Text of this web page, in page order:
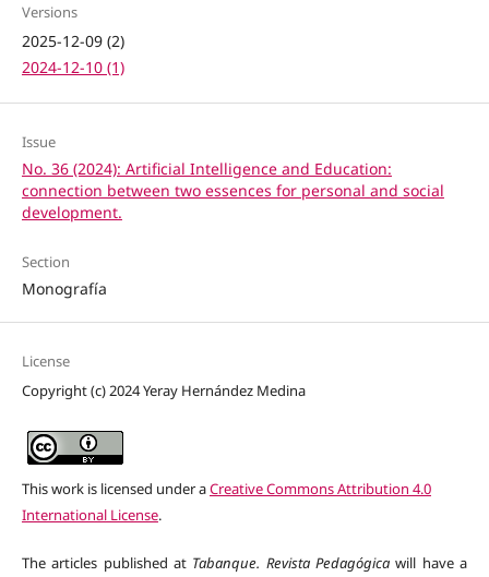
Versions
2025-12-09 (2)
2024-12-10 (1)
Issue
No. 36 (2024): Artificial Intelligence and Education:
connection between two essences for personal and social
development.
Section
Monografía
License
Copyright (c) 2024 Yeray Hernández Medina
This work is licensed under aCreative Commons Attribution 4.0
International License.
The articles published at Tabanque. Revista Pedagógica will have a